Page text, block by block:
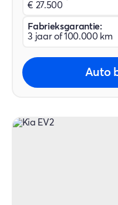
€ 27.500
Fabrieksgarantie:
3 jaar of 100.000 km
Auto